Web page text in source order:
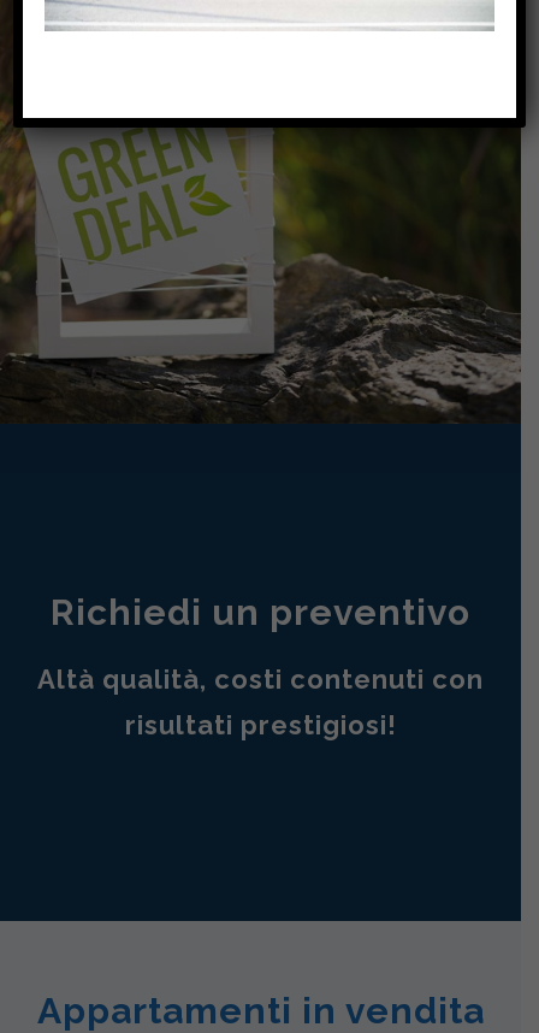
Richiedi un preventivo
Altà qualità, costi contenuti con
risultati prestigiosi!
Appartamenti in vendita